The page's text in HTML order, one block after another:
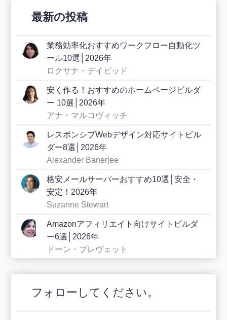
最新の投稿
業務効率化おすすめワークフロー自動化ツ
ール10選│2026年
ロクサナ・デイビッド
安く作る！おすすめのホームページビルダ
ー 10選│2026年
アナ・マルコヴィッチ
レスポンシブWebデザイン対応サイトビル
ダー8選│2026年
Alexander Banerjee
格安メールサーバーおすすめ10選│安全・
安定！2026年
Suzanne Stewart
Amazonアフィリエイト向けサイトビルダ
ー6選│2026年
ドーン・プレヴェット
フォローしてください。